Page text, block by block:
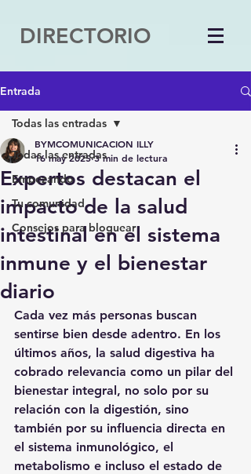
DIRECTORIO
Entrada
Todas las entradas
Empezando
Tu comunidad
Consejos para bloguear
Todas las entradas
Expertos destacan el
impacto de la salud
intestinal en el sistema
inmune y el bienestar
diario
BYMCOMUNICACION ILLY
16 may 2025 3 min de lectura
Cada vez más personas buscan
sentirse bien desde adentro. En los
últimos años, la salud digestiva ha
cobrado relevancia como un pilar del
bienestar integral, no solo por su
relación con la digestión, sino
también por su influencia directa en
el sistema inmunológico, el
metabolismo e incluso el estado de